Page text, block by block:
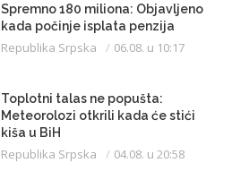
Spremno 180 miliona: Objavljeno
kada počinje isplata penzija
Republika Srpska 06.08. u 10:17
Toplotni talas ne popušta:
Meteorolozi otkrili kada će stići
kiša u BiH
Republika Srpska 04.08. u 20:58